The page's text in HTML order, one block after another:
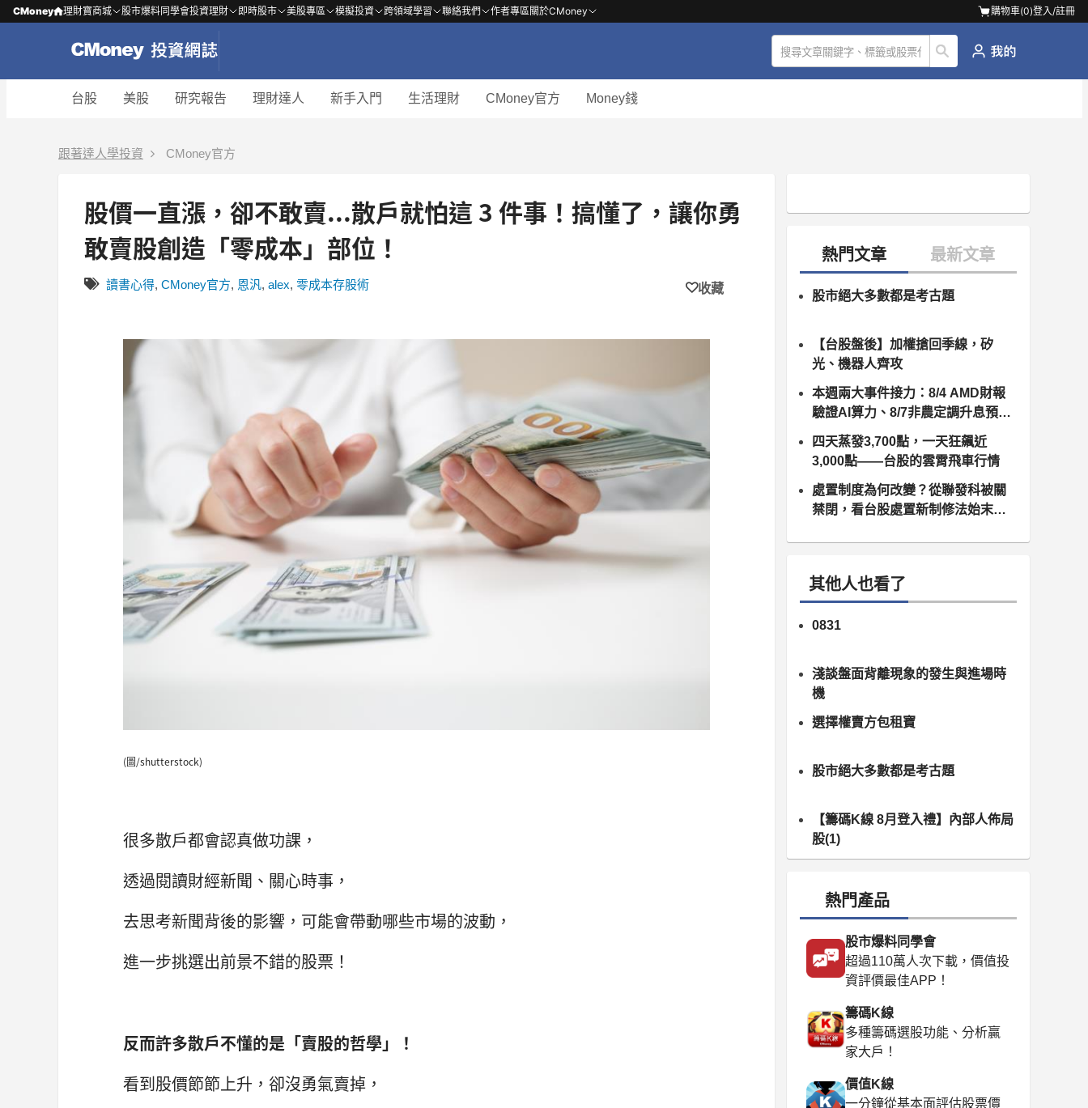
CMoney 理財寶商城 股市爆料同學會投資理財 即時股市 美股專區 模擬投資 跨領域學習 聯絡我們 作者專區關於CMoney 購物車(0)登入/註冊
台股 美股 研究報告 理財達人 新手入門 生活理財 CMoney官方 Money錢
跟著達人學投資 CMoney官方
股價一直漲，卻不敢賣...散戶就怕這 3 件事！搞懂了，讓你勇
敢賣股創造「零成本」部位！
讀書心得, CMoney官方, 恩汎, alex, 零成本存股術 收藏
(圖/shutterstock)
很多散戶都會認真做功課，
透過閱讀財經新聞、關心時事，
去思考新聞背後的影響，可能會帶動哪些市場的波動，
進一步挑選出前景不錯的股票！
反而許多散戶不懂的是「賣股的哲學」！
看到股價節節上升，卻沒勇氣賣掉，
股市絕大多數都是考古題
【台股盤後】加權搶回季線，矽
光、機器人齊攻
本週兩大事件接力：8/4 AMD財報
驗證AI算力、8/7非農定調升息預
期，台股供應鏈誰卡位最佳？
四天蒸發3,700點，一天狂飆近
3,000點——台股的雲霄飛車行情
處置制度為何改變？從聯發科被關
禁閉，看台股處置新制修法始末（8
其他人也看了
0831
淺談盤面背離現象的發生與進場時
機
選擇權賣方包租寶
股市絕大多數都是考古題
【籌碼K線 8月登入禮】內部人佈局
股(1)
熱門產品
股市爆料同學會
超過110萬人次下載，價值投
資評價最佳APP！
籌碼K線
多種籌碼選股功能、分析贏
家大戶！
價值K線
一分鐘從基本面評估股票價